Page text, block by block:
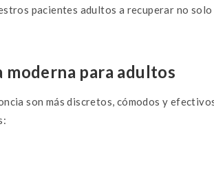
pacientes adultos a recuperar no
para adultos
son más discretos, cómodos y